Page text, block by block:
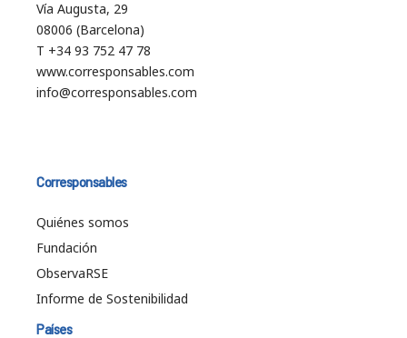
Vía Augusta, 29
08006 (Barcelona)
T +34 93 752 47 78
www.corresponsables.com
info@corresponsables.com
Corresponsables
Quiénes somos
Fundación
ObservaRSE
Informe de Sostenibilidad
Países